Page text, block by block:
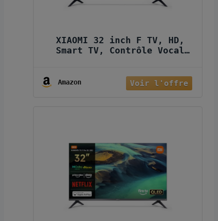
XIAOMI 32 inch F TV, HD,
Smart TV, Contrôle Vocal
Compatible
Amazon